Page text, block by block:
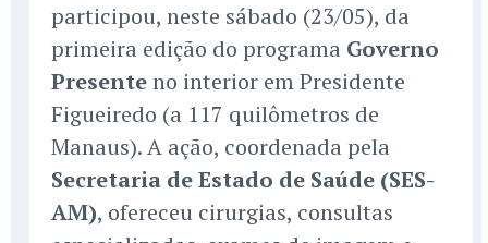
participou, neste sábado (23/05), da
primeira edição do programa Governo
Presenteno interior em Presidente
Figueiredo (a 117 quilômetros de
Manaus). A ação, coordenada pela
Secretaria de Estado de Saúde (SES-
AM), ofereceu cirurgias, consultas